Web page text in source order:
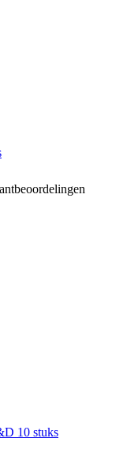
10 stuks